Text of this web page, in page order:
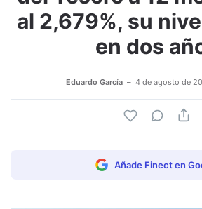
al 2,679%, su
en dos
Eduardo García 4 de agosto de
Añade Finect en